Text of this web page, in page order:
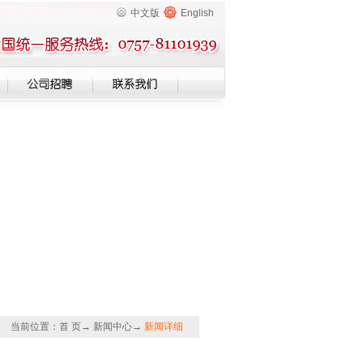
中文版 English
当前位置： 首 页→ 新闻中心→ 新闻详细